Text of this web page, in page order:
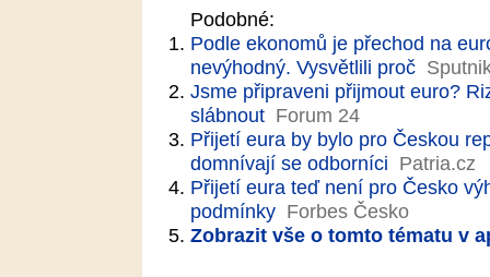
Podobné:
Podle ekonomů je přechod na
nevýhodný. Vysvětlili proč
Jsme připraveni přijmout euro?
slábnout Forum 24
Přijetí eura by bylo pro Českou
domnívají se odborníci Patria.cz
Přijetí eura teď není pro Česko
podmínky Forbes Česko
Zobrazit vše o tomto tématu v